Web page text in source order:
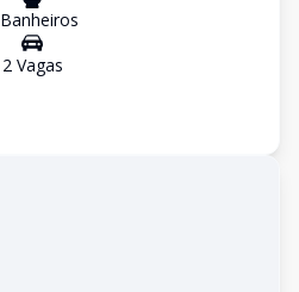
Banheiros
2Vagas